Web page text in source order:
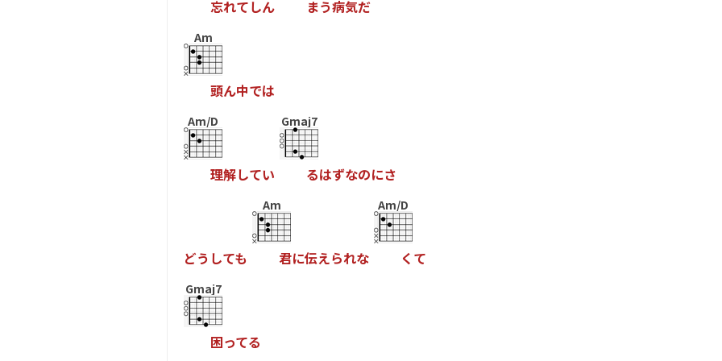
忘れてしん まう病気だ
Am
頭ん中では
Am/D
理解してい
Gmaj7
るはずなのにさ
どう しても
Am
君に伝えられな
Am/D
く て
Gmaj7
困ってる